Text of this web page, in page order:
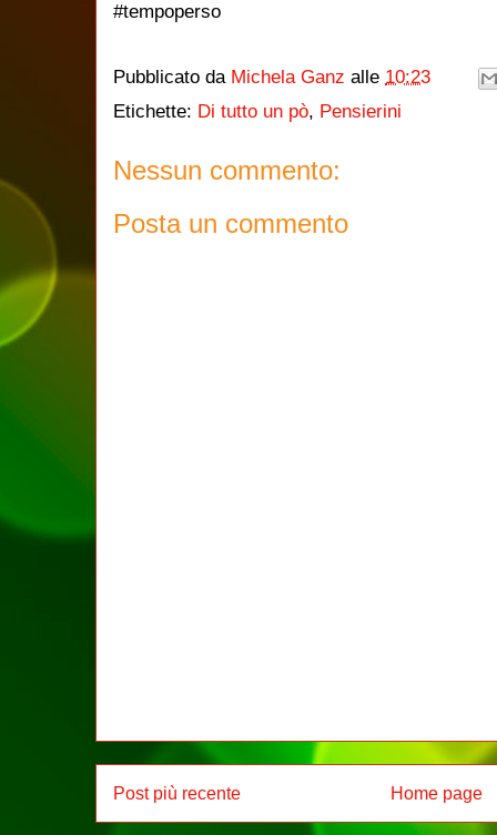
#tempoperso
Pubblicato da Michela Ganz alle 10:23
Etichette: Di tutto un pò, Pensierini
Nessun commento:
Posta un commento
Post più recente Home page